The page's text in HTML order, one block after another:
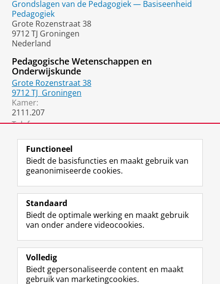
Grondslagen van de Pedagogiek — Basiseenheid
Pedagogiek
Grote Rozenstraat 38
9712 TJ Groningen
Nederland
Pedagogische Wetenschappen en
Onderwijskunde
Grote Rozenstraat 38
9712 TJ Groningen
Kamer:
2111.207
Telefoon:
Volg de RUG
F
a
e
b
o
p
a
L
i
k
e
I
-
p
R
S
-
f
e
R
I
n
t
r
m
Y
o
T
e
k
Studiekiezers
Alumni
Over ons
Functioneel
Biedt de basisfuncties en maakt gebruik van
geanonimiseerde cookies.
Standaard
Biedt de optimale werking en maakt gebruik
van onder andere videocookies.
Volledig
Biedt gepersonaliseerde content en maakt
gebruik van marketingcookies.